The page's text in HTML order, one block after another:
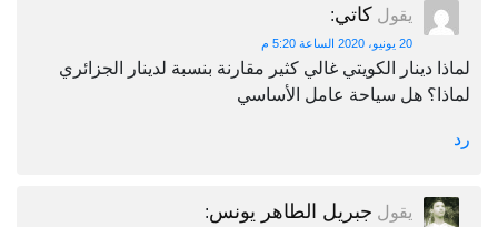
يقول كاتي:
20 يونيو، 2020 الساعة 5:20 م
لماذا دينار الكويتي غالي كثير مقارنة بنسبة لدينار الجزائري
لماذا؟ هل سياحة عامل الأساسي
رد
يقول جبريل الطاهر يونس: